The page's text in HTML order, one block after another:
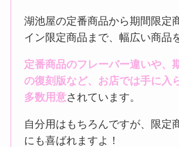
湖池屋の定番商品から期間限定
イン限定商品まで、幅広い商品
定番商品のフレーバー違いや、
の復刻版など、お店では手に入
多数用意されています。
自分用はもちろんですが、限定
にも喜ばれますよ！